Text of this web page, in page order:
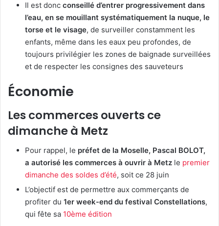
Il est donc conseillé d’entrer progressivement dans
l’eau, en se mouillant systématiquement la nuque, le
torse et le visage, de surveiller constamment les
enfants, même dans les eaux peu profondes, de
toujours privilégier les zones de baignade surveillées
et de respecter les consignes des sauveteurs
Économie
Les commerces ouverts ce
dimanche à Metz
Pour rappel, le préfet de la Moselle, Pascal BOLOT,
a autorisé les commerces à ouvrir à Metz le premier
dimanche des soldes d’été, soit ce 28 juin
L’objectif est de permettre aux commerçants de
profiter du 1er week-end du festival Constellations,
qui fête sa 10ème édition